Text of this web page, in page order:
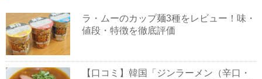
ラ・ムーのカップ麺3種をレビュー！味・
値段・特徴を徹底評価
【口コミ】韓国「ジンラーメン（辛口・